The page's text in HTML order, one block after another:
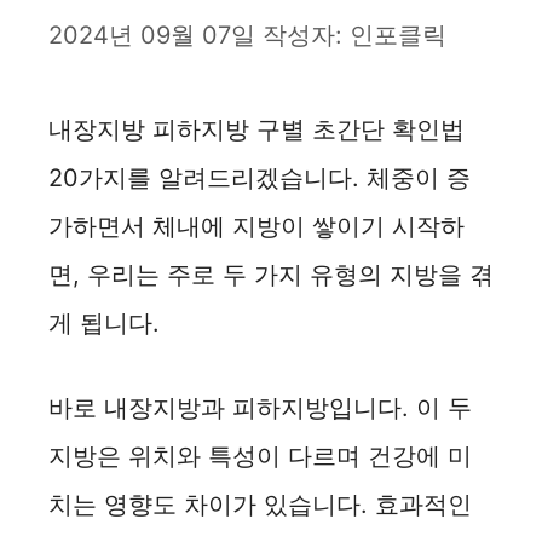
2024년 09월 07일 작성자: 인포클릭
내장지방 피하지방 구별 초간단 확인법
20가지를 알려드리겠습니다. 체중이 증
가하면서 체내에 지방이 쌓이기 시작하
면, 우리는 주로 두 가지 유형의 지방을 겪
게 됩니다.
바로 내장지방과 피하지방입니다. 이 두
지방은 위치와 특성이 다르며 건강에 미
치는 영향도 차이가 있습니다. 효과적인